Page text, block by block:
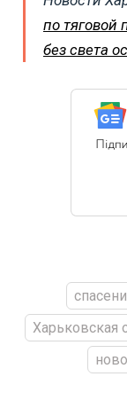
по тяговой
без света
Харьковская